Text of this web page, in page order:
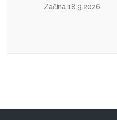
Začína 18.9.2026